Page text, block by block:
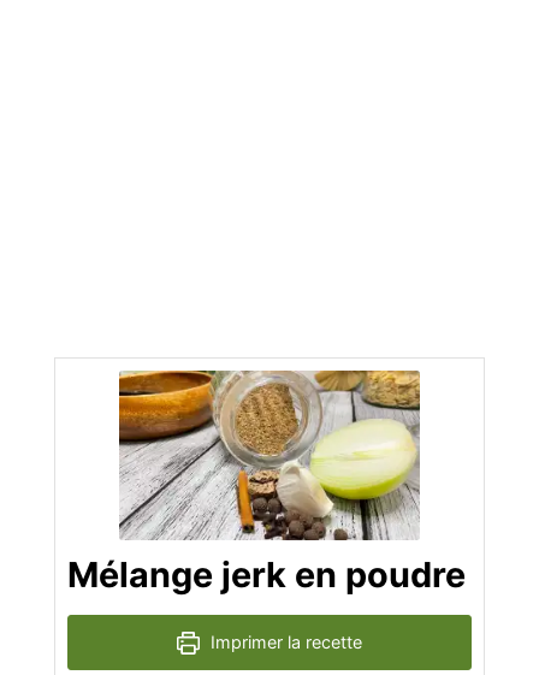
Mélange jerk en poudre
Imprimer la recette